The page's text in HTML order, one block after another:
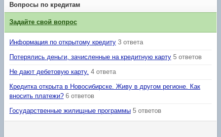
Вопросы по кредитам
Задайте свой вопрос
Информация по открытому кредиту 3 ответа
Потерялись деньги, зачисленные на кредитную карту 5 ответов
Не дают дебетовую карту. 4 ответа
Кредитка открыта в Новосибирске. Живу в другом регионе. Как
вносить платежи? 6 ответов
Государственные жилищные программы 5 ответов